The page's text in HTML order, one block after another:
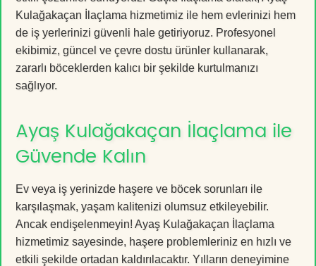
Kulağakaçan İlaçlama hizmetimiz ile hem evlerinizi hem
de iş yerlerinizi güvenli hale getiriyoruz. Profesyonel
ekibimiz, güncel ve çevre dostu ürünler kullanarak,
zararlı böceklerden kalıcı bir şekilde kurtulmanızı
sağlıyor.
Ayaş Kulağakaçan İlaçlama ile
Güvende Kalın
Ev veya iş yerinizde haşere ve böcek sorunları ile
karşılaşmak, yaşam kalitenizi olumsuz etkileyebilir.
Ancak endişelenmeyin! Ayaş Kulağakaçan İlaçlama
hizmetimiz sayesinde, haşere problemleriniz en hızlı ve
etkili şekilde ortadan kaldırılacaktır. Yılların deneyimine